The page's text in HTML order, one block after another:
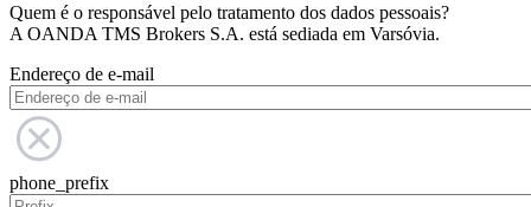
Quem é o responsável pelo tratamento dos dados pessoais?
A OANDA TMS Brokers S.A. está sediada em Varsóvia.
Endereço de e-mail
phone_prefix